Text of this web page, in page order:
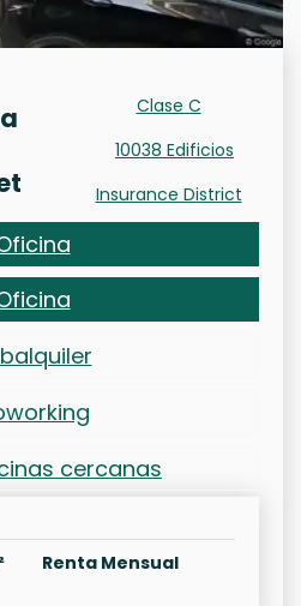
Clase C
10038 Edificios
Insurance District
cercanas
Renta Mensual